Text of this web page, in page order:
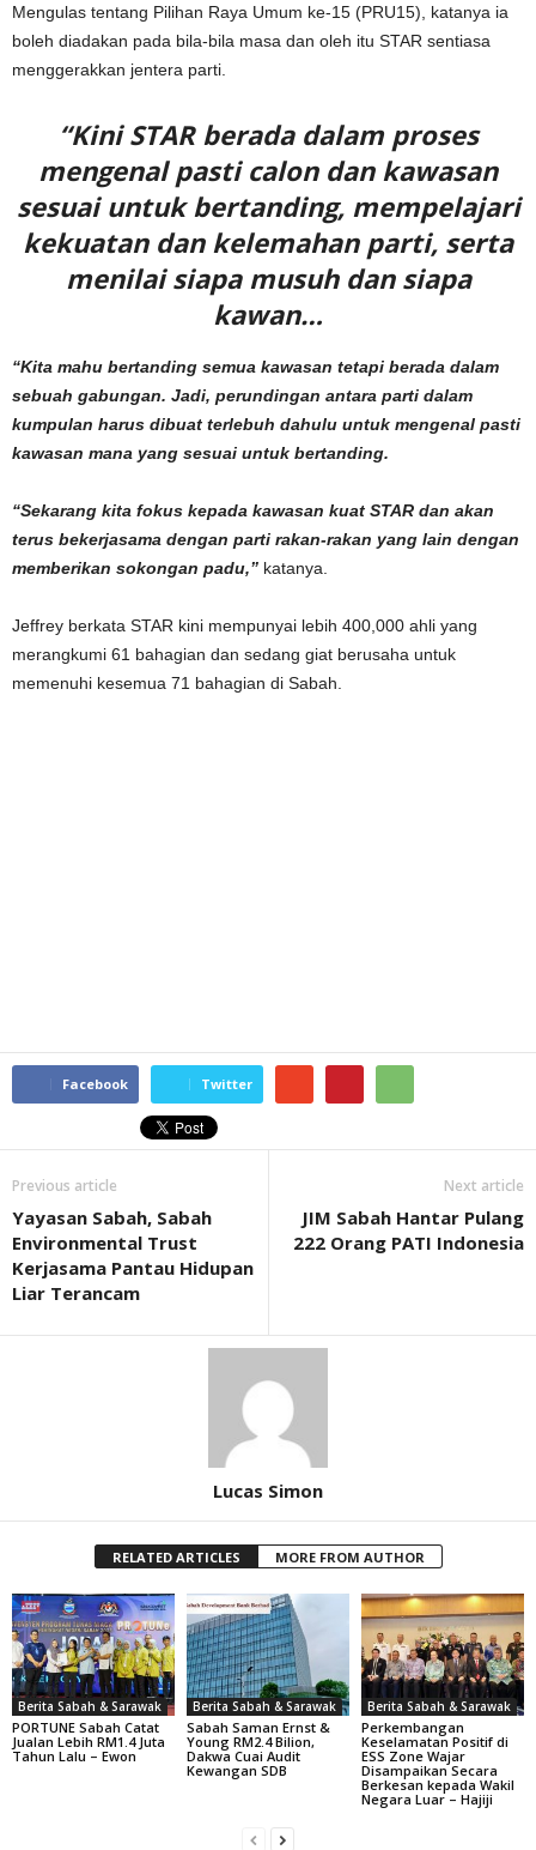
Mengulas tentang Pilihan Raya Umum ke-15 (PRU15), katanya ia
boleh diadakan pada bila-bila masa dan oleh itu STAR sentiasa
menggerakkan jentera parti.
“Kini STAR berada dalam proses
mengenal pasti calon dan kawasan
sesuai untuk bertanding, mempelajari
kekuatan dan kelemahan parti, serta
menilai siapa musuh dan siapa
kawan…
“Kita mahu bertanding semua kawasan tetapi berada dalam
sebuah gabungan. Jadi, perundingan antara parti dalam
kumpulan harus dibuat terlebuh dahulu untuk mengenal pasti
kawasan mana yang sesuai untuk bertanding.
“Sekarang kita fokus kepada kawasan kuat STAR dan akan
terus bekerjasama dengan parti rakan-rakan yang lain dengan
memberikan sokongan padu,” katanya.
Jeffrey berkata STAR kini mempunyai lebih 400,000 ahli yang
merangkumi 61 bahagian dan sedang giat berusaha untuk
memenuhi kesemua 71 bahagian di Sabah.
Facebook Twitter
Previous article
Yayasan Sabah, Sabah
Environmental Trust
Kerjasama Pantau Hidupan
Liar Terancam
Next article
JIM Sabah Hantar Pulang
222 Orang PATI Indonesia
Lucas Simon
RELATED ARTICLES MORE FROM AUTHOR
Berita Sabah & Sarawak
PORTUNE Sabah Catat
Jualan Lebih RM1.4 Juta
Tahun Lalu – Ewon
Berita Sabah & Sarawak
Sabah Saman Ernst &
Young RM2.4 Bilion,
Dakwa Cuai Audit
Kewangan SDB
Berita Sabah & Sarawak
Perkembangan
Keselamatan Positif di
ESS Zone Wajar
Disampaikan Secara
Berkesan kepada Wakil
Negara Luar – Hajiji